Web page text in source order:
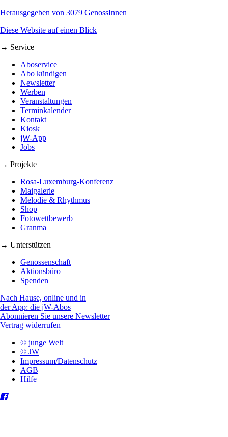
Herausgegeben von 3079 GenossInnen
Diese Website auf einen Blick
→ Service
Aboservice
Abo kündigen
Newsletter
Werben
Veranstaltungen
Terminkalender
Kontakt
Kiosk
jW-App
Jobs
→ Projekte
Rosa-Luxemburg-Konferenz
Maigalerie
Melodie & Rhythmus
Shop
Fotowettbewerb
Granma
→ Unterstützen
Genossenschaft
Aktionsbüro
Spenden
Nach Hause, online und in
der App: die jW-Abos
Abonnieren Sie unsere Newsletter
Vertrag widerrufen
© junge Welt
© JW
Impressum/Datenschutz
AGB
Hilfe